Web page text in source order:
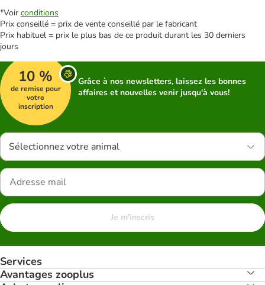
*Voir conditions
Prix conseillé = prix de vente conseillé par le fabricant
Prix habituel = prix le plus bas de ce produit durant les 30 derniers
jours
10 %
de remise pour
votre
inscription
Grâce à nos newsletters, laissez les bonnes
affaires et nouvelles venir jusqu'à vous!
Sélectionnez votre animal
Je m'inscris
Services
Avantages zooplus